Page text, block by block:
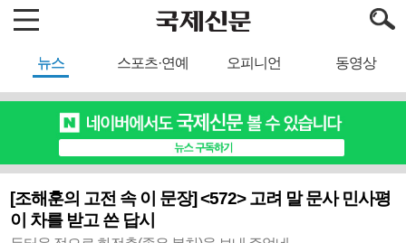
뉴스 스포츠·연예 오피니언 동영상
[조해훈의 고전 속 이 문장] <572> 고려 말 문사 민사평
이 차를 받고 쓴 답시